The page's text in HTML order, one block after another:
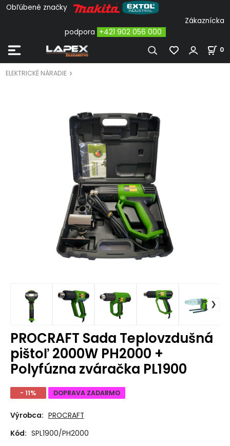
Obľúbené značky
Zákaznícka
podpora +421 902 056 000
0
ELEKTRICKÉ NÁRADIE
PROCRAFT Sada Teplovzdušná
pištoľ 2000W PH2000 +
Polyfúzna zváračka PL1900
- 11% DOPRAVA ZADARMO
Výrobca: PROCRAFT
Kód: SPL1900/PH2000